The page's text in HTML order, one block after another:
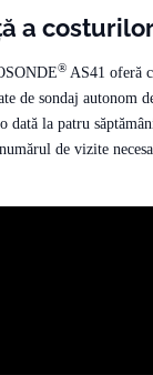
a
® AS41 oferă
de sondaj autonom
dată la patru
de vizite